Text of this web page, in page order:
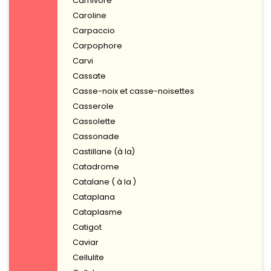
Caroline
Carpaccio
Carpophore
Carvi
Cassate
Casse-noix et casse-noisettes
Casserole
Cassolette
Cassonade
Castillane (à la)
Catadrome
Catalane ( à la )
Cataplana
Cataplasme
Catigot
Caviar
Cellulite